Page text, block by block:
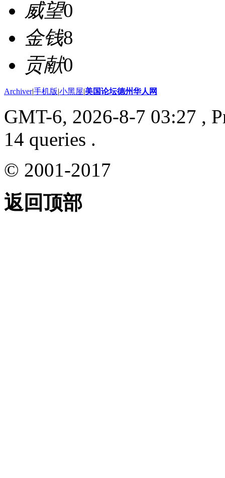
威望0
金钱8
贡献0
Archiver|手机版|小黑屋|美国论坛德州华人网
GMT-6, 2026-8-7 03:27 ,
14 queries .
© 2001-2017
返回顶部